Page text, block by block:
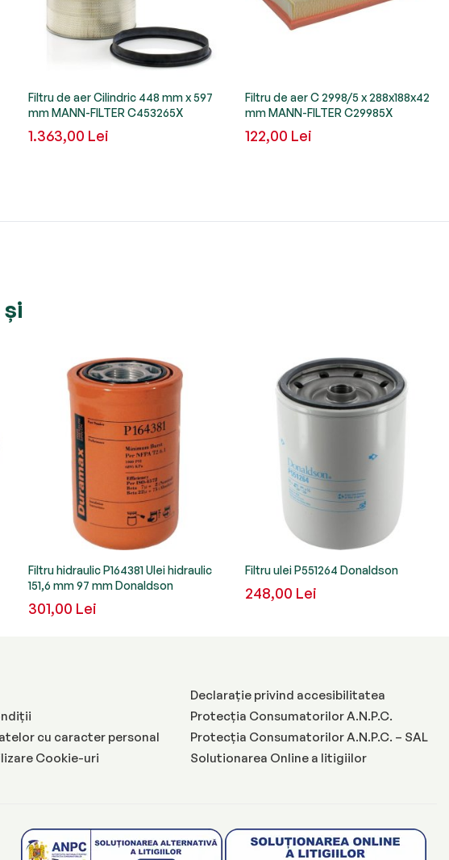
Filtru de aer Cilindric 448 mm x 597
mm MANN-FILTER C453265X
1.363,00 Lei
Filtru de aer C 2998/5 x 288x188x42
mm MANN-FILTER C29985X
122,00 Lei
Filtru hidraulic P164381 Ulei hidraulic
151,6 mm 97 mm Donaldson
301,00 Lei
Filtru ulei P551264 Donaldson
248,00 Lei
cu caracter personal
Cookie-uri
Declarație privind accesibilitatea
Protecția Consumatorilor A.N.P.C.
Protecția Consumatorilor A.N.P.C. – SAL
Solutionarea Online a litigiilor